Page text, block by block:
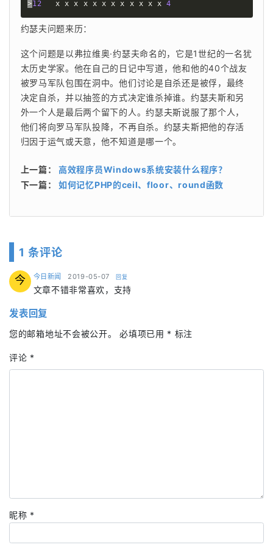
>12
   x x x x x x x x x x x x
4
约瑟夫问题来历：
这个问题是以弗拉维奥·约瑟夫命名的，它是1世纪的一名犹
太历史学家。他在自己的日记中写道，他和他的40个战友
被罗马军队包围在洞中。他们讨论是自杀还是被俘，最终
决定自杀，并以抽签的方式决定谁杀掉谁。约瑟夫斯和另
外一个人是最后两个留下的人。约瑟夫斯说服了那个人，
他们将向罗马军队投降，不再自杀。约瑟夫斯把他的存活
归因于运气或天意，他不知道是哪一个。
上一篇： 高效程序员Windows系统安装什么程序？
下一篇： 如何记忆PHP的ceil、floor、round函数
1 条评论
今 今日新闻 says:
2019-05-07 回复
文章不错非常喜欢，支持
发表回复
您的邮箱地址不会被公开。 必填项已用 * 标注
评论 *
昵称 *